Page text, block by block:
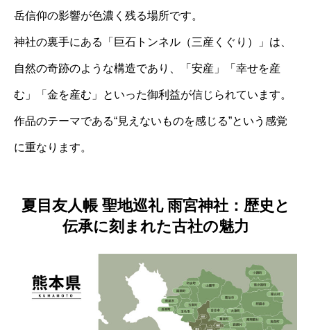
岳信仰の影響が色濃く残る場所です。
神社の裏手にある「巨石トンネル（三産くぐり）」は、
自然の奇跡のような構造であり、「安産」「幸せを産
む」「金を産む」といった御利益が信じられています。
作品のテーマである“見えないものを感じる”という感覚
に重なります。
夏目友人帳 聖地巡礼 雨宮神社：歴史と
伝承に刻まれた古社の魅力